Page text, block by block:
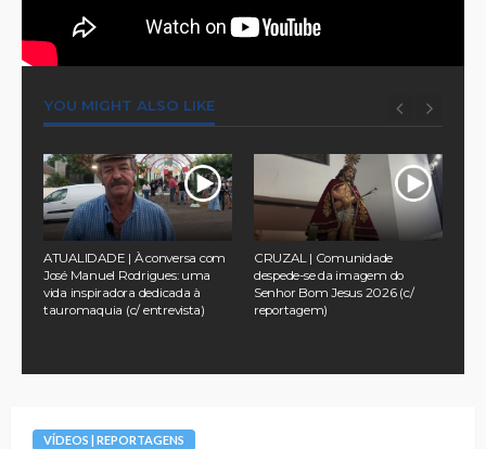
YOU MIGHT ALSO LIKE
ATUALIDADE | À conversa com
José Manuel Rodrigues: uma
vida inspiradora dedicada à
tauromaquia (c/ entrevista)
CRUZAL | Comunidade
despede-se da imagem do
Senhor Bom Jesus 2026 (c/
reportagem)
VÍDEOS | REPORTAGENS